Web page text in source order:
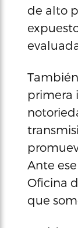
de alto
primera
Ante
Oficina
que